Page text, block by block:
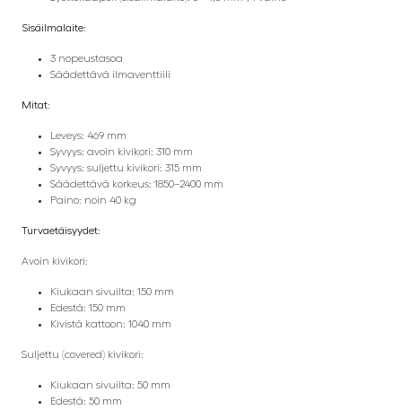
Sisäilmalaite:
3 nopeustasoa
Säädettävä ilmaventtiili
Mitat:
Leveys: 469 mm
Syvyys: avoin kivikori: 310 mm
Syvyys: suljettu kivikori: 315 mm
Säädettävä korkeus: 1850–2400 mm
Paino: noin 40 kg
Turvaetäisyydet:
Avoin kivikori:
Kiukaan sivuilta: 150 mm
Edestä: 150 mm
Kivistä kattoon: 1040 mm
Suljettu (covered) kivikori:
Kiukaan sivuilta: 50 mm
Edestä: 50 mm